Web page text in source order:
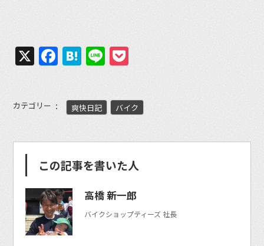
X Facebook
Hatena
Line
カテゴリー 爽快日記 バイク
この記事を書いた人
高橋 新一郎
バイクショップティーズ 社長